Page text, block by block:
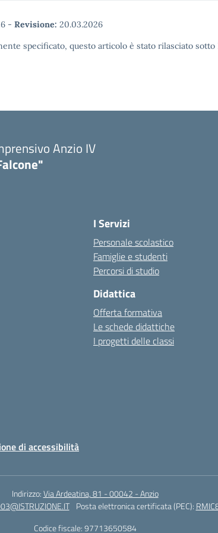
- Revisione: 20.03.2026
specificato, questo articolo è stato rilasciato
Anzio IV
I Servizi
Personale scolastico
Famiglie e studenti
Percorsi di studio
Didattica
Offerta formativa
Le schede didattiche
I progetti delle classi
di accessibilità
Indirizzo:Via Ardeatina, 81 - 00042 - Anzio
Posta elettronica certificata (PEC):
Codice fiscale: 97713650584